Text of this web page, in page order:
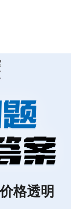
格透明